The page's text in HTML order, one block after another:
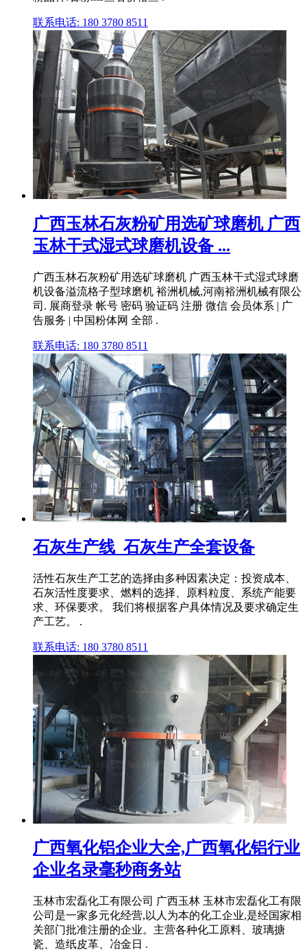
联系电话: 180 3780 8511
广西玉林石灰粉矿用选矿球磨机 广西
玉林干式湿式球磨机设备 ...
广西玉林石灰粉矿用选矿球磨机 广西玉林干式湿式球磨
机设备溢流格子型球磨机 裕洲机械,河南裕洲机械有限公
司. 展商登录 帐号 密码 验证码 注册 微信 会员体系 | 广
告服务 | 中国粉体网 全部 .
联系电话: 180 3780 8511
石灰生产线_石灰生产全套设备
活性石灰生产工艺的选择由多种因素决定：投资成本、
石灰活性度要求、燃料的选择、原料粒度、系统产能要
求、环保要求。 我们将根据客户具体情况及要求确定生
产工艺。 .
联系电话: 180 3780 8511
广西氧化铝企业大全,广西氧化铝行业
企业名录毫秒商务站
玉林市宏磊化工有限公司 广西玉林 玉林市宏磊化工有限
公司是一家多元化经营,以人为本的化工企业,是经国家相
关部门批准注册的企业。主营各种化工原料、玻璃搪
瓷、造纸皮革、冶金日 .